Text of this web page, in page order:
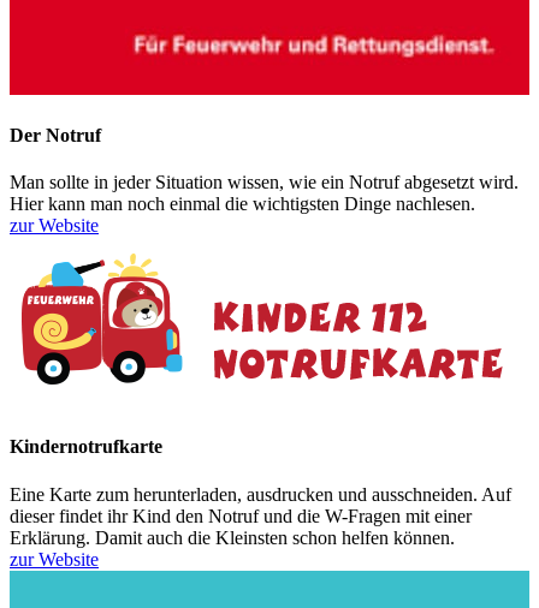
Der Notruf
Man sollte in jeder Situation wissen, wie ein Notruf abgesetzt wird.
Hier kann man noch einmal die wichtigsten Dinge nachlesen.
zur Website
Kindernotrufkarte
Eine Karte zum herunterladen, ausdrucken und ausschneiden. Auf
dieser findet ihr Kind den Notruf und die W-Fragen mit einer
Erklärung. Damit auch die Kleinsten schon helfen können.
zur Website